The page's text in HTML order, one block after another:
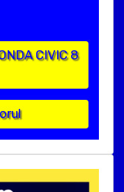
CIVIC 8